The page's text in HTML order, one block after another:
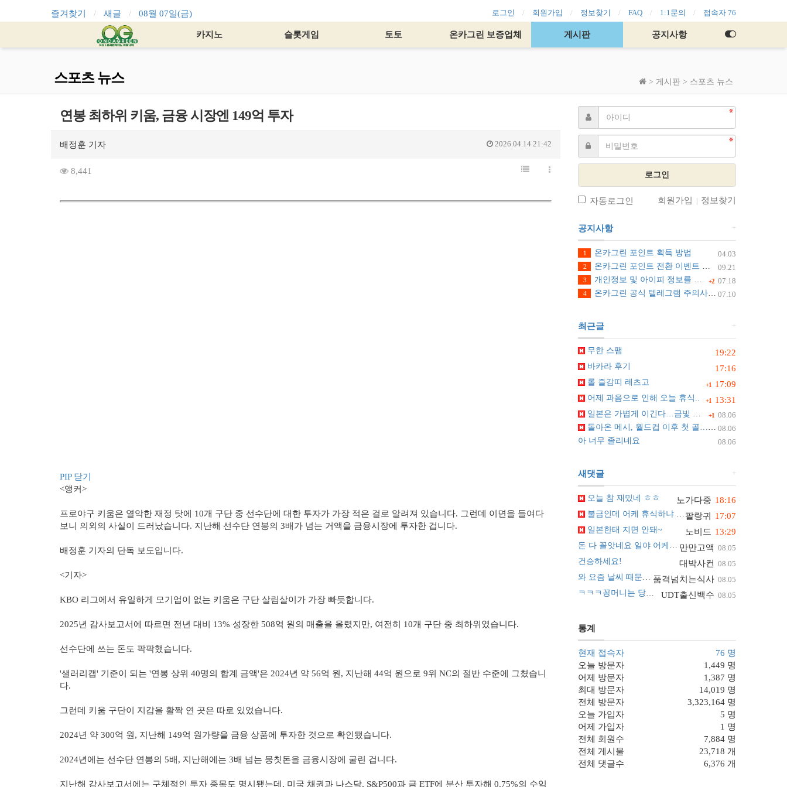
즐겨찾기 새글 08월 07일(금) 로그인 회원가입 정보찾기 FAQ 1:1문의 접속자 76
카지노 슬롯게임 토토 온카그린 보증업체 게시판 공지사항
스포츠 뉴스 > 게시판 > 스포츠 뉴스
연봉 최하위 키움, 금융 시장엔 149억 투자
배정훈 기자 2026.04.14 21:42
8,441
PIP 닫기
<앵커>
프로야구 키움은 열악한 재정 탓에 10개 구단 중 선수단에 대한 투자가 가장 적은 걸로 알려져 있습니다. 그런데 이면을 들여다
보니 의외의 사실이 드러났습니다. 지난해 선수단 연봉의 3배가 넘는 거액을 금융시장에 투자한 겁니다.
배정훈 기자의 단독 보도입니다.
<기자>
KBO 리그에서 유일하게 모기업이 없는 키움은 구단 살림살이가 가장 빠듯합니다.
2025년 감사보고서에 따르면 전년 대비 13% 성장한 508억 원의 매출을 올렸지만, 여전히 10개 구단 중 최하위였습니다.
선수단에 쓰는 돈도 팍팍했습니다.
'샐러리캡' 기준이 되는 '연봉 상위 40명의 합계 금액'은 2024년 약 56억 원, 지난해 44억 원으로 9위 NC의 절반 수준에 그쳤습니
다.
그런데 키움 구단이 지갑을 활짝 연 곳은 따로 있었습니다.
2024년 약 300억 원, 지난해 149억 원가량을 금융 상품에 투자한 것으로 확인됐습니다.
2024년에는 선수단 연봉의 5배, 지난해에는 3배 넘는 뭉칫돈을 금융시장에 굴린 겁니다.
지난해 감사보고서에는 구체적인 투자 종목도 명시됐는데, 미국 채권과 나스닥, S&P500과 금 ETF에 분산 투자해 0.75%의 수익
로그인
자동로그인 회원가입 정보찾기
+
공지사항
04.03
1
온카그린 포인트 획득 방법
09.21
2 온카그린 포인트 전환 이벤트 안내
+2 07.18
3
개인정보 및 아이피 정보를 수집하지 않습니다.
07.10
4 온카그린 공식 텔레그램 주의사항 안내
+
최근글
19:22
무한 스팸
17:16
바카라 후기
+1 17:09
롤 즐감띠 레츠고
+1 13:31
어제 과음으로 인해 오늘 휴식..
+1 08.06
일본은 가볍게 이긴다…금빛 릴레이 자신
08.06
돌아온 메시, 월드컵 이후 첫 골…2골 1도움 원맨쇼
08.06
아 너무 졸리네요
+
새댓글
노가다중 18:16
오늘 참 재밌네 ㅎㅎ
팔랑귀 17:07
불금인데 어케 휴식하냐 ㅋㅋ
노비드 13:29
일본한태 지면 안돼~
만만고액 08.05
돈 다 꼴앗네요 일야 어케 맞추나요 ㅠ
대박사컨 08.05
건승하세요!
품격넘치는식사 08.05
와 요즘 날씨 때문에 진짜 난리네요~
UDT출신백수 08.05
ㅋㅋㅋ꽁머니는 당해도 괜찮아요
통계
현재 접속자
76 명
오늘 방문자
1,449 명
어제 방문자
1,387 명
최대 방문자
14,019 명
전체 방문자
3,323,164 명
오늘 가입자
5 명
어제 가입자
1 명
전체 회원수
7,884 명
전체 게시물
23,718 개
전체 댓글수
6,376 개